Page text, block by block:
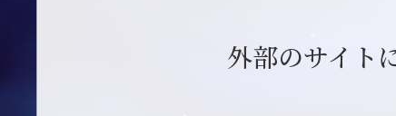
外部のサイト